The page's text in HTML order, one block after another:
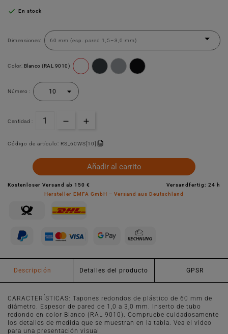
 En stock
Dimensiones:
Color: Blanco (RAL 9010)
Número :
Cantidad :
Código de artículo: RS_60WS[10]
Añadir al carrito
Kostenloser Versand ab 150 €
Versandfertig: 24 h
Hersteller EMFA GmbH – Versand aus Deutschland
Descripción Detalles del producto GPSR
CARACTERÍSTICAS: Tapones redondos de plástico de 60 mm de
diámetro. Espesor de pared de 1,0 a 3,0 mm. Inserto de tubo
redondo en color Blanco (RAL 9010). Compruebe cuidadosamente
los detalles de medida que se muestran en la tabla. Vea el vídeo
para una presentación visual.